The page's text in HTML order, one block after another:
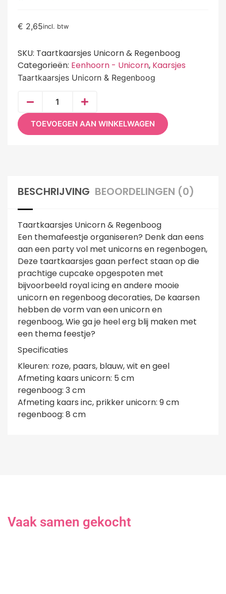
€ 2,65incl. btw
SKU: Taartkaarsjes Unicorn & Regenboog
Categorieën: Eenhoorn - Unicorn, Kaarsjes
Taartkaarsjes Unicorn & Regenboog
TOEVOEGEN AAN WINKELWAGEN
BESCHRIJVING BEOORDELINGEN (0)
Taartkaarsjes Unicorn & Regenboog
Een themafeestje organiseren? Denk dan eens
aan een party vol met unicorns en regenbogen,
Deze taartkaarsjes gaan perfect staan op die
prachtige cupcake opgespoten met
bijvoorbeeld royal icing en andere mooie
unicorn en regenboog decoraties, De kaarsen
hebben de vorm van een unicorn en
regenboog, Wie ga je heel erg blij maken met
een thema feestje?
Specificaties
Kleuren: roze, paars, blauw, wit en geel
Afmeting kaars unicorn: 5 cm
regenboog: 3 cm
Afmeting kaars inc, prikker unicorn: 9 cm
regenboog: 8 cm
Vaak samen gekocht